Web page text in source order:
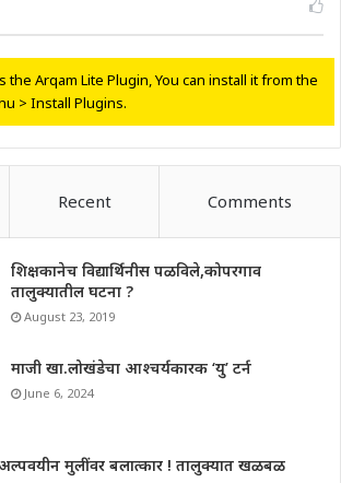
Arqam Lite Plugin, You can install it from the
> Install Plugins.
Recent Comments
शिक्षकानेच विद्यार्थिनीस पळविले,कोपरगाव
तालुक्यातील घटना ?
August 23, 2019
माजी खा.लोखंडेचा आश्चर्यकारक ‘यु’ टर्न
June 6, 2024
मुलींवर बलात्कार ! तालुक्यात खळबळ